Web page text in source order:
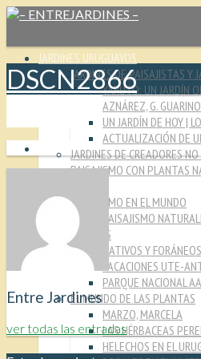
JARDINES URUGUAYOS
JARDINES DE PAISAJISTAS Y
YARUTO: UN JARDÍN
AZNÁREZ, G. GUARINO
UN JARDÍN DE HOY |
ACTUALIZACIÓN DE
JARDINES DE CREADORES
PAISAJISMO CON PLANTAS
PAISAJISMO EN EL MUNDO
PAISAJISMO
MIRADAS
NATIVOS Y
VACACIONES UTE-
PARQUE NACIONAL
EL MUNDO DE LAS PLANTAS
MARZO, MARCELA
LAS HÉRBACEAS
HELECHOS EN EL
DSCN2866
Entre Jardines
ver todas las entradas